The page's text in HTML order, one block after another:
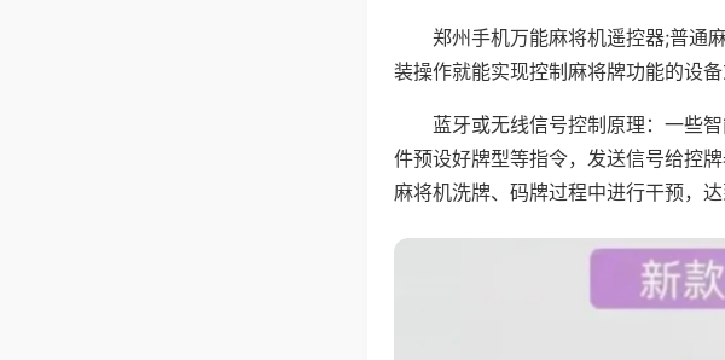
郑州手机万能麻将机遥控器;普通
装操作就能实现控制麻将牌功能的设备
蓝牙或无线信号控制原理：一些
件预设好牌型等指令，发送信号给控
麻将机洗牌、码牌过程中进行干预，达